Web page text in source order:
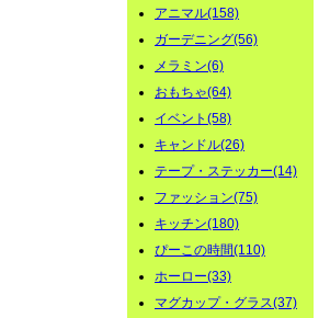
アニマル(158)
ガーデニング(56)
メラミン(6)
おもちゃ(64)
イベント(58)
キャンドル(26)
テープ・ステッカー(14)
ファッション(75)
キッチン(180)
ぴーこの時間(110)
ホーロー(33)
マグカップ・グラス(37)